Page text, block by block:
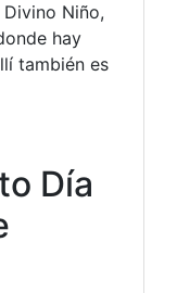
Niño,
hay
también es
Día